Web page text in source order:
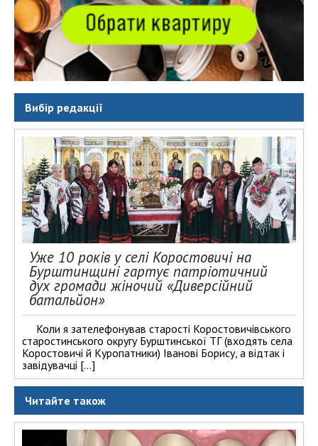
Вибір редакції
Уже 10 років у селі Коростовичі на
Бурштинщині гартує патріотичний
дух громади жіночий «Диверсійний
батальйон»
Коли я зателефонував старості Коростовичівського
старостинського округу Бурштинської ТГ (входять села
Коростовичі й Куропатники) Іванові Борису, а відтак і
завідувачці […]
Читайте також